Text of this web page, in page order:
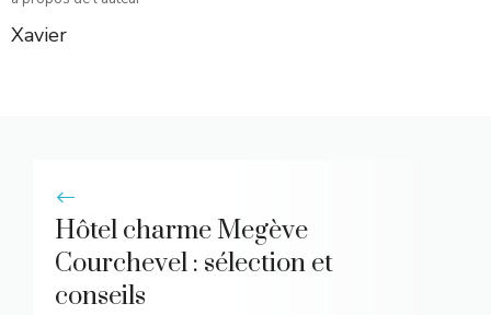
Xavier
Hôtel charme Megève
Courchevel : sélection et
conseils